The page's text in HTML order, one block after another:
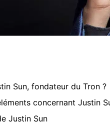
Sun, fondateur du Tron ?
concernant Justin
Justin Sun